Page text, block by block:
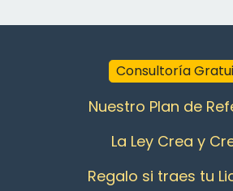
Consultoría
Nuestro Plan de
La Ley Crea y
Regalo si traes tu